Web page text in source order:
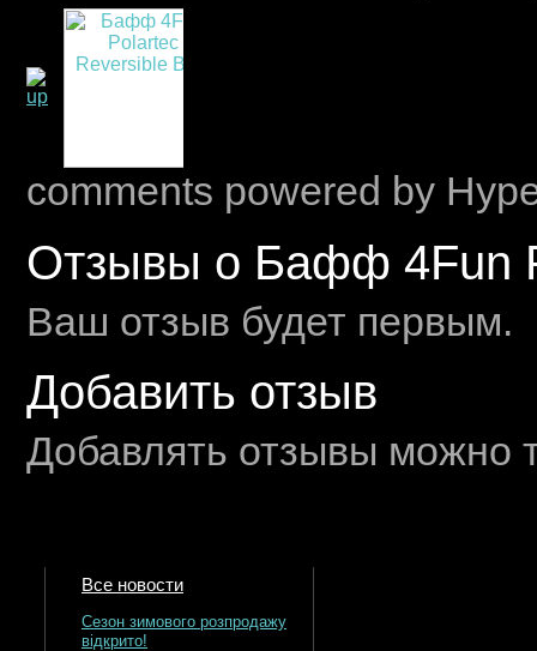
comments powered by
Отзывы о Бафф 4Fun
Ваш отзыв будет первым.
Добавить отзыв
Добавлять отзывы можно
Все новости
Сезон зимового розпродажу
відкрито!